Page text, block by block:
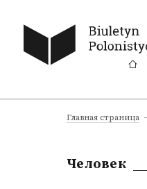
Главная страница
Человек